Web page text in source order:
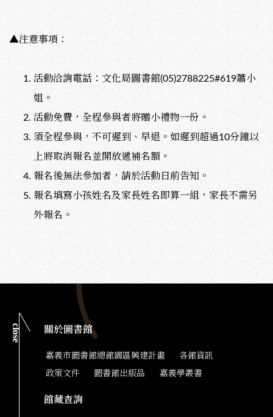
▲注意事項：
活動洽詢電話：文化局圖書館(05)2788225#619蕭小
姐。
活動免費，全程參與者將贈小禮物一份。
須全程參與，不可遲到、早退。如遲到超過10分鐘以
上將取消報名並開放遞補名額。
報名後無法參加者，請於活動日前告知。
報名填寫小孩姓名及家長姓名即算一組，家長不需另
外報名。
close 關於圖書館
嘉義市圖書館總館園區興建計畫 各館資訊
政策文件 圖書館出版品 嘉義學叢書
館藏查詢